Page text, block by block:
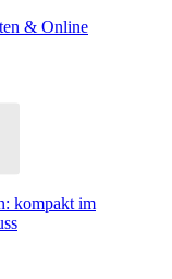
& Online
kompakt im